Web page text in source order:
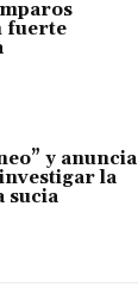
fuerte
y anuncia
la
sucia